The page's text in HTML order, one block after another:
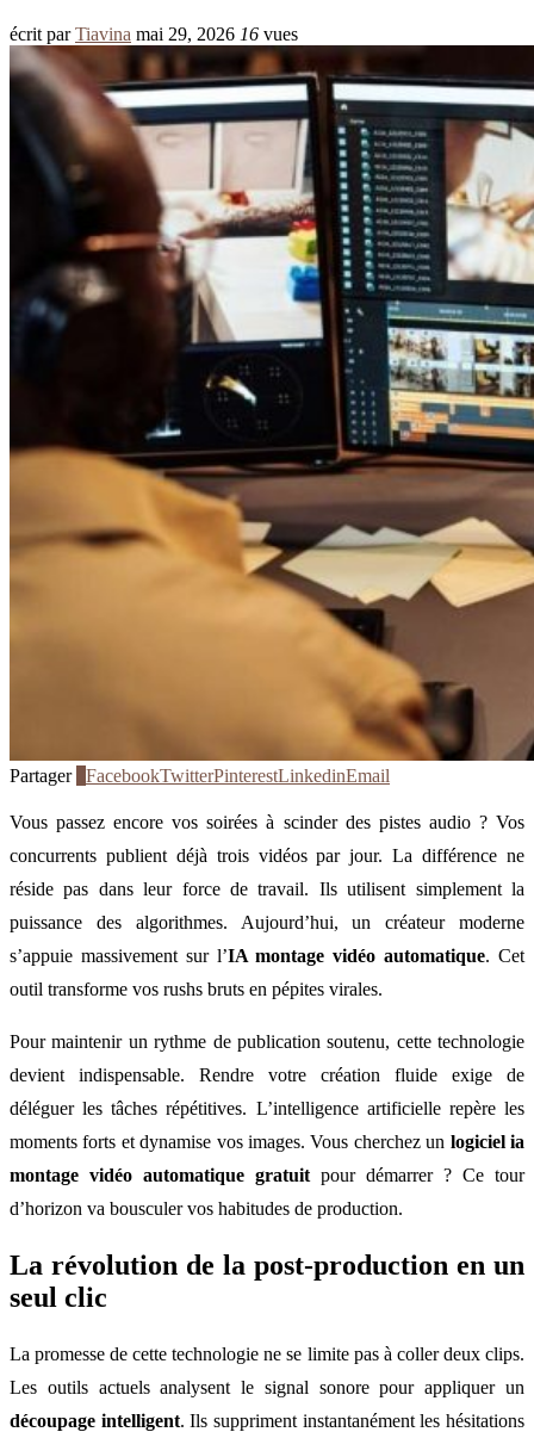
écrit parTiavina mai 29, 2026 16 vues
Partager FacebookTwitterPinterestLinkedinEmail
Vous passez encore vos soirées à scinder des pistes audio ? Vos
concurrents publient déjà trois vidéos par jour. La différence ne
réside pas dans leur force de travail. Ils utilisent simplement la
puissance des algorithmes. Aujourd’hui, un créateur moderne
s’appuie massivement sur l’IA montage vidéo automatique. Cet
outil transforme vos rushs bruts en pépites virales.
Pour maintenir un rythme de publication soutenu, cette technologie
devient indispensable. Rendre votre création fluide exige de
déléguer les tâches répétitives. L’intelligence artificielle repère les
moments forts et dynamise vos images. Vous cherchez un logiciel ia
montage vidéo automatique gratuit pour démarrer ? Ce tour
d’horizon va bousculer vos habitudes de production.
La révolution de la post-production en un
seul clic
La promesse de cette technologie ne se limite pas à coller deux clips.
Les outils actuels analysent le signal sonore pour appliquer un
découpage intelligent. Ils suppriment instantanément les hésitations